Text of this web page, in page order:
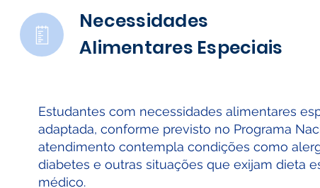
Necessidades
Alimentares Especiais
Estudantes com necessidades alimentares
adaptada, conforme previsto no Programa
atendimento contempla condições como
diabetes e outras situações que exijam dieta
médico.